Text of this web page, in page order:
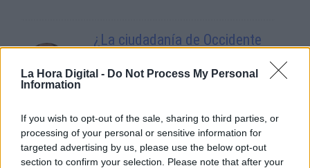
La Hora Digital - Do Not Process My Personal
Information
If you wish to opt-out of the sale, sharing to third parties, or
processing of your personal or sensitive information for
targeted advertising by us, please use the below opt-out
section to confirm your selection. Please note that after your
¿La ciudadanía de Occidente
es consciente del riesgo de
una tercera guerra mundial?
Suelta y confía
Por María Comesaña